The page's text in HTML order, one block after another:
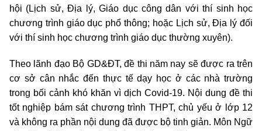
hội (Lịch sử, Địa lý, Giáo dục công dân với thí sinh học
chương trình giáo dục phổ thông; hoặc Lịch sử, Địa lý đối
với thí sinh học chương trình giáo dục thường xuyên).
Theo lãnh đạo Bộ GD&ĐT, đề thi năm nay sẽ được ra trên
cơ sở cân nhắc đến thực tế dạy học ở các nhà trường
trong bối cảnh khó khăn vì dịch Covid-19. Nội dung đề thi
tốt nghiệp bám sát chương trình THPT, chủ yếu ở lớp 12
và không ra phần nội dung đã được bộ tinh giản. Môn Ngữ